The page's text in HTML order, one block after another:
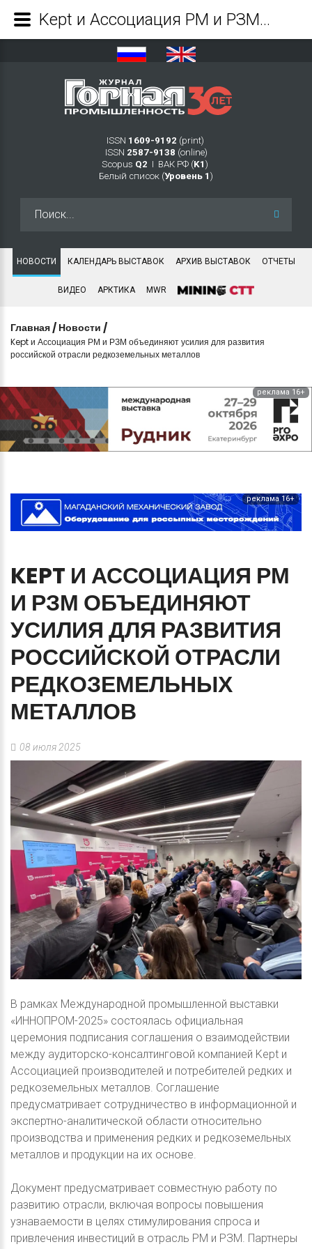
ISSN 1609-9192 (print)
ISSN 2587-9138 (online)
Scopus Q2 Ι ВАК РФ (K1 )
Белый список (Уровень 1 )
НОВОСТИ КАЛЕНДАРЬ ВЫСТАВОК АРХИВ ВЫСТАВОК ОТЧЕТЫ
ВИДЕО АРКТИКА MWR
Главная / Новости /
Kept и Ассоциация РМ и РЗМ объединяют усилия для развития
российской отрасли редкоземельных металлов
реклама 16+
реклама 16+
KEPT И АССОЦИАЦИЯ РМ
И РЗМ ОБЪЕДИНЯЮТ
УСИЛИЯ ДЛЯ РАЗВИТИЯ
РОССИЙСКОЙ ОТРАСЛИ
РЕДКОЗЕМЕЛЬНЫХ
МЕТАЛЛОВ
08 июля 2025
В рамках Международной промышленной выставки
«ИННОПРОМ-2025» состоялась официальная
церемония подписания соглашения о взаимодействии
между аудиторско-консалтинговой компанией Kept и
Ассоциацией производителей и потребителей редких и
редкоземельных металлов. Соглашение
предусматривает сотрудничество в информационной и
экспертно-аналитической области относительно
производства и применения редких и редкоземельных
металлов и продукции на их основе.
Документ предусматривает совместную работу по
развитию отрасли, включая вопросы повышения
узнаваемости в целях стимулирования спроса и
привлечения инвестиций в отрасль РМ и РЗМ. Партнеры
Kept и Ассоциация РМ и РЗМ объединяют усилия для развития российской отрасли редкоземельных металлов - Журнал Горная промышленность